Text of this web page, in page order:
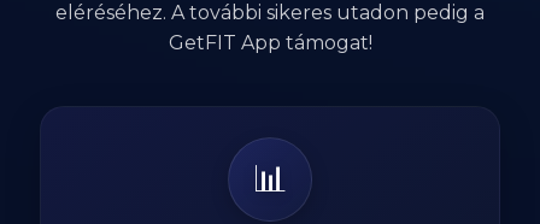
eléréséhez. A további sikeres utadon pedig a
GetFIT App támogat!
📊